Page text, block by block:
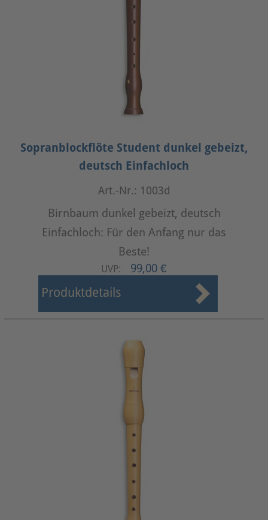
Sopranblockflöte Student dunkel gebeizt,
deutsch Einfachloch
Art.-Nr.: 1003d
Birnbaum dunkel gebeizt, deutsch
Einfachloch: Für den Anfang nur das
Beste!
UVP: 99,00 €
Produktdetails